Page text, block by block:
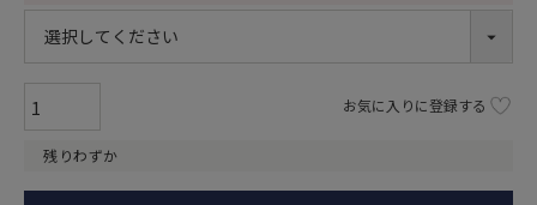
残りわずか
お気に入りに登録する